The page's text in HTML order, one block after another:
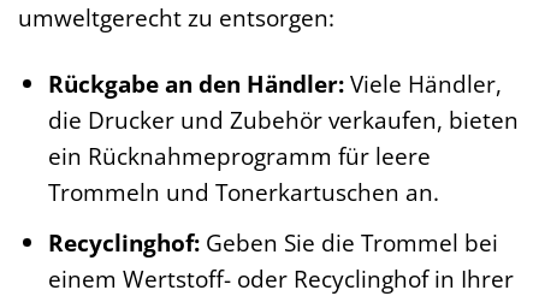
umweltgerecht zu entsorgen:
Rückgabe an den Händler:Viele Händler,
die Drucker und Zubehör verkaufen, bieten
ein Rücknahmeprogramm für leere
Trommeln und Tonerkartuschen an.
Recyclinghof:Geben Sie die Trommel bei
einem Wertstoff- oder Recyclinghof in Ihrer